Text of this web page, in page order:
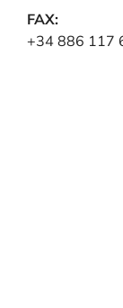
FAX:
+34 886 117